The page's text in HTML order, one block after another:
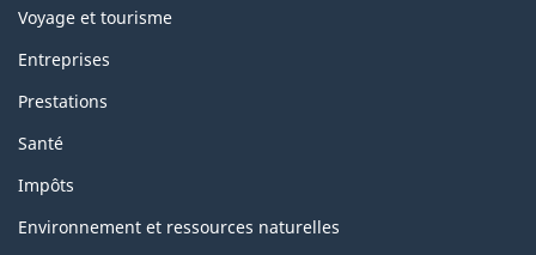
Voyage et tourisme
Entreprises
Prestations
Santé
Impôts
Environnement et ressources naturelles